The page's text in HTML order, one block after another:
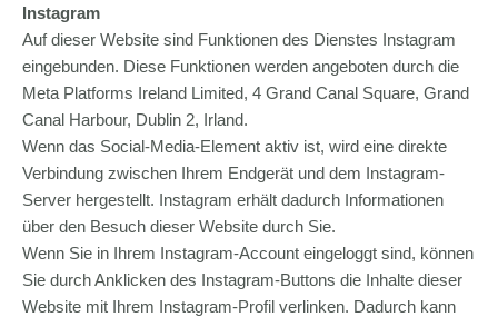
Instagram
Auf dieser Website sind Funktionen des Dienstes Instagram
eingebunden. Diese Funktionen werden angeboten durch die
Meta Platforms Ireland Limited, 4 Grand Canal Square, Grand
Canal Harbour, Dublin 2, Irland.
Wenn das Social-Media-Element aktiv ist, wird eine direkte
Verbindung zwischen Ihrem Endgerät und dem Instagram-
Server hergestellt. Instagram erhält dadurch Informationen
über den Besuch dieser Website durch Sie.
Wenn Sie in Ihrem Instagram-Account eingeloggt sind, können
Sie durch Anklicken des Instagram-Buttons die Inhalte dieser
Website mit Ihrem Instagram-Profil verlinken. Dadurch kann